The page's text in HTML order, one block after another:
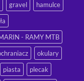
gravel
hamulce
- RAMY MTB
okulary
piasta
plecak